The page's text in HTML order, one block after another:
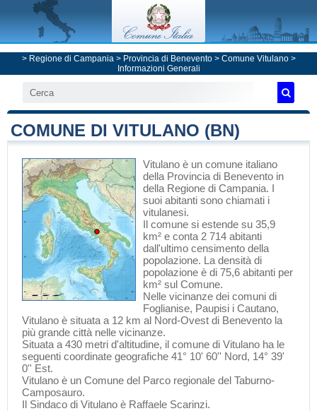
> Regione di Campania> Provincia di Benevento> Comune Vitulano>
Informazioni Generali
COMUNE DI VITULANO (BN)
Vitulano è un comune italiano
della Provincia di Benevento in
della Regione di Campania. I
suoi abitanti sono chiamati i
vitulanesi.
Il comune si estende su 35,9
km² e conta 2 714 abitanti
dall'ultimo censimento della
popolazione. La densità di
popolazione è di 75,6 abitanti per
km² sul Comune.
Nelle vicinanze dei comuni di
Foglianise, Paupisi i Cautano,
Vitulano è situata a 12 km al Nord-Ovest di Benevento la
più grande città nelle vicinanze.
Situata a 430 metri d'altitudine, il comune di Vitulano ha le
seguenti coordinate geografiche 41° 10' 60'' Nord, 14° 39'
0'' Est.
Vitulano è un Comune del Parco regionale del Taburno-
Camposauro.
Il Sindaco di Vitulano è Raffaele Scarinzi.